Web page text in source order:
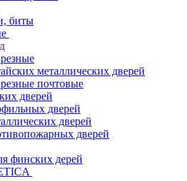
биты
металлических дверей
почтовые
дверей
дверей
дверей
дверей
финских дерей